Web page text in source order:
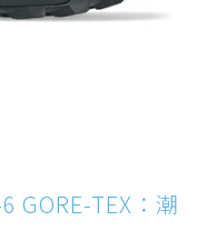
GORE-TEX：潮